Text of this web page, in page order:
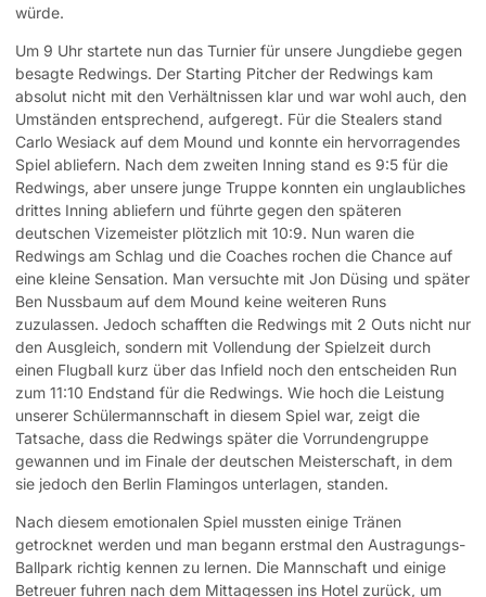
würde.
Um 9 Uhr startete nun das Turnier für unsere Jungdiebe gegen
besagte Redwings. Der Starting Pitcher der Redwings kam
absolut nicht mit den Verhältnissen klar und war wohl auch, den
Umständen entsprechend, aufgeregt. Für die Stealers stand
Carlo Wesiack auf dem Mound und konnte ein hervorragendes
Spiel abliefern. Nach dem zweiten Inning stand es 9:5 für die
Redwings, aber unsere junge Truppe konnten ein unglaubliches
drittes Inning abliefern und führte gegen den späteren
deutschen Vizemeister plötzlich mit 10:9. Nun waren die
Redwings am Schlag und die Coaches rochen die Chance auf
eine kleine Sensation. Man versuchte mit Jon Düsing und später
Ben Nussbaum auf dem Mound keine weiteren Runs
zuzulassen. Jedoch schafften die Redwings mit 2 Outs nicht nur
den Ausgleich, sondern mit Vollendung der Spielzeit durch
einen Flugball kurz über das Infield noch den entscheiden Run
zum 11:10 Endstand für die Redwings. Wie hoch die Leistung
unserer Schülermannschaft in diesem Spiel war, zeigt die
Tatsache, dass die Redwings später die Vorrundengruppe
gewannen und im Finale der deutschen Meisterschaft, in dem
sie jedoch den Berlin Flamingos unterlagen, standen.
Nach diesem emotionalen Spiel mussten einige Tränen
getrocknet werden und man begann erstmal den Austragungs-
Ballpark richtig kennen zu lernen. Die Mannschaft und einige
Betreuer fuhren nach dem Mittagessen ins Hotel zurück, um